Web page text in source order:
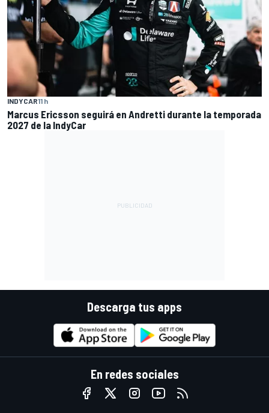
INDYCAR11 h
Marcus Ericsson seguirá en Andretti durante la temporada
2027 de la IndyCar
Descarga tus apps
En redes sociales